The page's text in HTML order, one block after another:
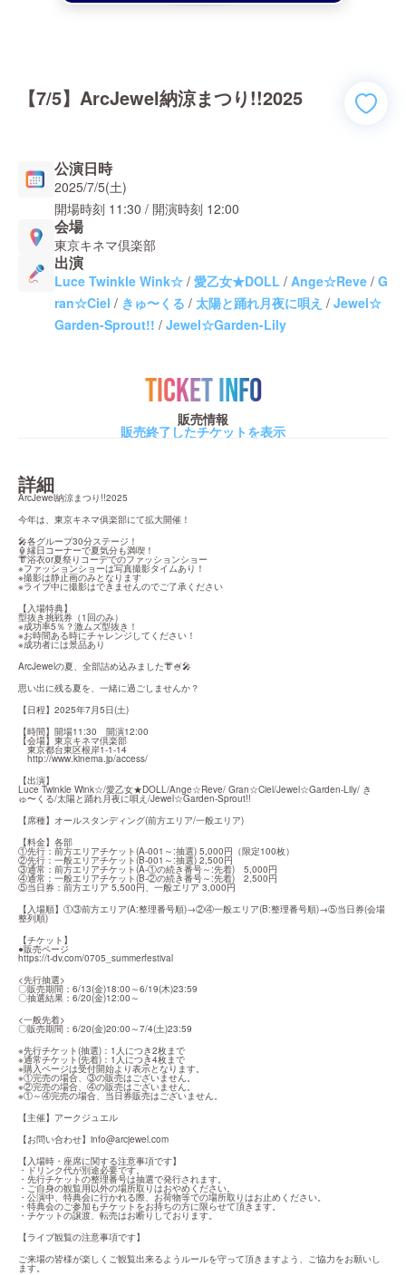
【7/5】ArcJewel納涼まつり!!2025
公演日時
2025/7/5(土)
開場時刻 11:30 / 開演時刻 12:00
会場
東京キネマ倶楽部
出演
Luce Twinkle Wink☆ / 愛乙女★DOLL / Ange☆Reve / G
ran☆Ciel / きゅ〜くる / 太陽と踊れ月夜に唄え / Jewel☆
Garden-Sprout!! / Jewel☆Garden-Lily
TICKET INFO
販売情報
販売終了したチケットを表示
詳細
ArcJewel納涼まつり!!2025
今年は、東京キネマ俱楽部にて拡大開催！
🎤各グループ30分ステージ！
🏮縁日コーナーで夏気分も満喫！
👘浴衣or夏祭りコーデでのファッションショー
※ファッションショーは写真撮影タイムあり！
※撮影は静止画のみとなります
※ライブ中に撮影はできませんのでご了承ください
【入場特典】
型抜き挑戦券（1回のみ）
※成功率5％？激ムズ型抜き！
※お時間ある時にチャレンジしてください！
※成功者には景品あり
ArcJewelの夏、全部詰め込みました👘🍧🎤
思い出に残る夏を、一緒に過ごしませんか？
【日程】2025年7月5日(土)
【時間】開場11:30　開演12:00
【会場】東京キネマ倶楽部
東京都台東区根岸1-1-14
http://www.kinema.jp/access/
【出演】
Luce Twinkle Wink☆/愛乙女★DOLL/Ange☆Reve/ Gran☆Ciel/Jewel☆Garden-Lily/ き
ゅ〜くる/太陽と踊れ月夜に唄え/Jewel☆Garden-Sprout!!
【席種】オールスタンディング(前方エリア/一般エリア)
【料金】各部
①先行：前方エリアチケット(A-001～:抽選) 5,000円（限定100枚）
②先行：一般エリアチケット(B-001～:抽選) 2,500円
③通常：前方エリアチケット(A-①の続き番号～:先着)　5,000円
④通常：一般エリアチケット(B-②の続き番号～:先着)　2,500円
⑤当日券：前方エリア 5,500円、一般エリア 3,000円
【入場順】①③前方エリア(A:整理番号順)→②④一般エリア(B:整理番号順)→⑤当日券(会場
整列順)
【チケット】
https://t-dv.com/0705_summerfestival
<先行抽選>
〇販売期間：6/13(金)18:00～6/19(木)23:59
〇抽選結果：6/20(金)12:00～
<一般先着>
〇販売期間：6/20(金)20:00～7/4(土)23:59
※先行チケット(抽選)：1人につき2枚まで
※通常チケット(先着)：1人につき4枚まで
※購入ページは受付開始より表示となります。
※①完売の場合、③の販売はございません。
※②完売の場合、④の販売はございません。
※①～④完売の場合、当日券販売はございません。
【主催】アークジュエル
【お問い合わせ】 info@arcjewel.com
【入場時・座席に関する注意事項です】
・ドリンク代が別途必要です。
・先行チケットの整理番号は抽選で発行されます。
・ご自身の観覧用以外の場所取りはおやめください。
・公演中、特典会に行かれる際、お荷物等での場所取りはお止めください。
・特典会のご参加もチケットをお持ちの方に限らせて頂きます。
・チケットの譲渡、転売はお断りしております。
【ライブ観覧の注意事項です】
ご来場の皆様が楽しくご観覧出来るようルールを守って頂きますよう、ご協力をお願いし
ます。